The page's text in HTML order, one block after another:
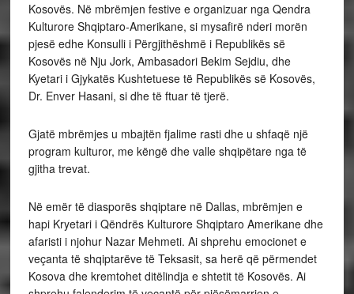
Kosovës. Në mbrëmjen festive e organizuar nga Qendra
Kulturore Shqiptaro-Amerikane, si mysafirë nderi morën
pjesë edhe Konsulli i Përgjithëshmë i Republikës së
Kosovës në Nju Jork, Ambasadori Bekim Sejdiu, dhe
Kyetari i Gjykatës Kushtetuese të Republikës së Kosovës,
Dr. Enver Hasani, si dhe të ftuar të tjerë.
Gjatë mbrëmjes u mbajtën fjalime rasti dhe u shfaqë një
program kulturor, me këngë dhe valle shqipëtare nga të
gjitha trevat.
Në emër të diasporës shqiptare në Dallas, mbrëmjen e
hapi Kryetari i Qëndrës Kulturore Shqiptaro Amerikane dhe
afaristi i njohur Nazar Mehmeti. Ai shprehu emocionet e
veçanta të shqiptarëve të Teksasit, sa herë që përmendet
Kosova dhe kremtohet ditëlindja e shtetit të Kosovës. Ai